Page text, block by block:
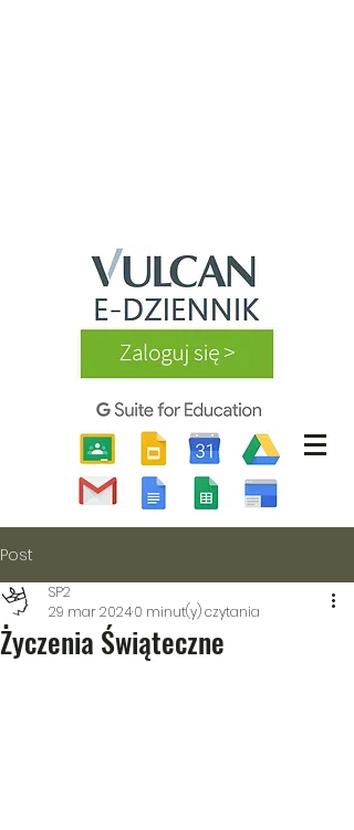
Post
Życzenia Świąteczne
SP2
29 mar 20240 minut(y) czytania